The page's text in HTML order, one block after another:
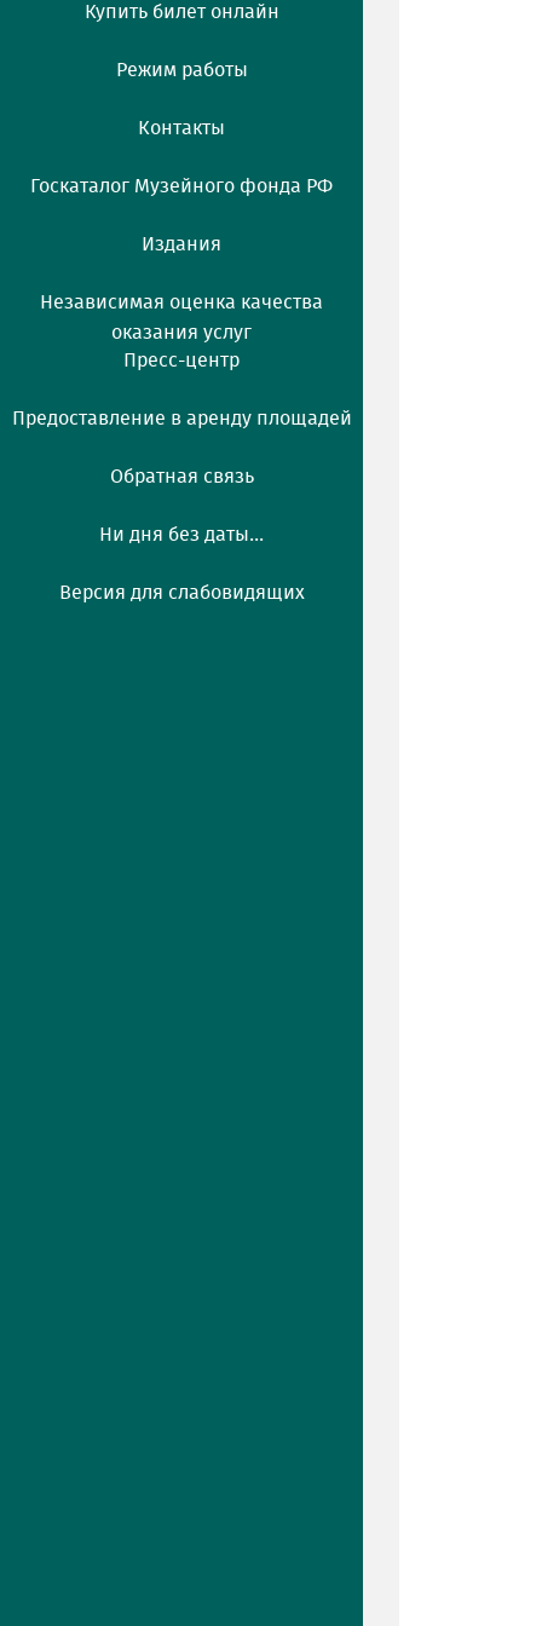
Купить билет онлайн
Режим работы
Контакты
Госкаталог Музейного фонда РФ
Издания
Независимая оценка качества
оказания услуг
Пресс-центр
Предоставление в аренду площадей
Обратная связь
Ни дня без даты...
Версия для слабовидящих